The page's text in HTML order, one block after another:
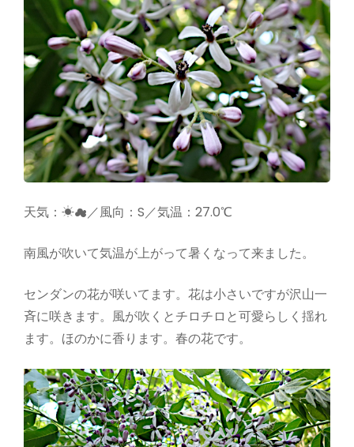
天気：☀☁／風向：S／気温：27.0℃
南風が吹いて気温が上がって暑くなって来ました。
センダンの花が咲いてます。花は小さいですが沢山一
斉に咲きます。風が吹くとチロチロと可愛らしく揺れ
ます。ほのかに香ります。春の花です。